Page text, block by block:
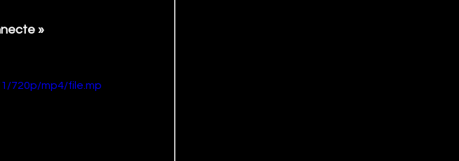
»
720p/mp4/file.mp